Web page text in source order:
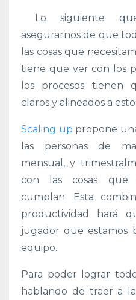
Lo siguiente que
asegurarnos de que
las cosas que
tiene que ver con los
los procesos tienen
claros y alineados a
Scaling up propone
las personas de
mensual, y
con las cosas que
cumplan. Esta
productividad hará
jugador que estamos
equipo.
Para poder lograr
hablando de traer a